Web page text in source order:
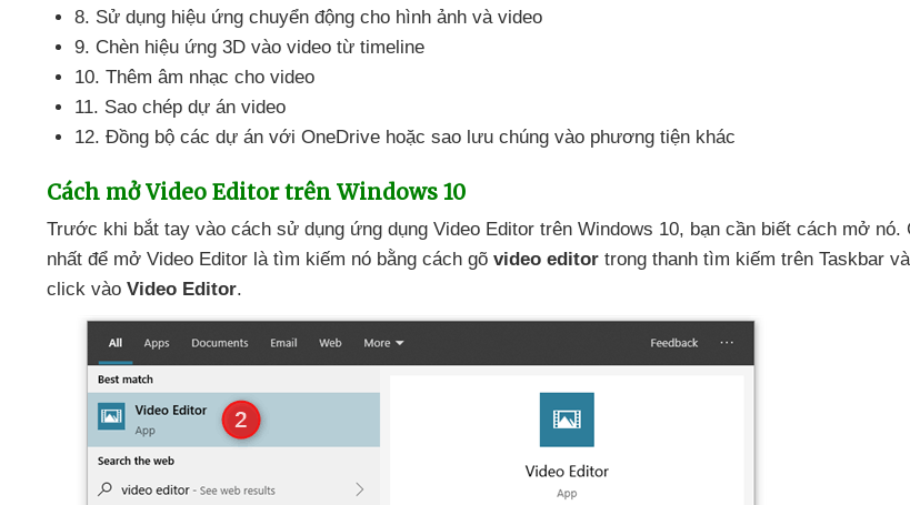
8. Sử dụng hiệu ứng chuyển động cho hình ảnh và video
9. Chèn hiệu ứng 3D vào video từ timeline
10. Thêm âm nhạc cho video
11. Sao chép dự án video
12. Đồng bộ các dự án với OneDrive hoặc sao lưu chúng vào phương tiện khác
Cách mở Video Editor trên Windows 10
Trước khi bắt tay vào cách sử dụng ứng dụng Video Editor trên Windows 10, bạn cần biết cách mở nó.
nhất để mở Video Editor là tìm kiếm nó bằng cách gõ video editor trong thanh tìm kiếm trên Taskbar
click vào Video Editor.